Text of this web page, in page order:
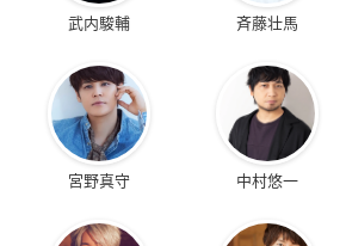
武内駿輔 斉藤壮馬
宮野真守 中村悠一